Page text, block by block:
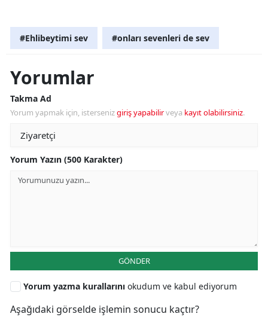
#Ehlibeytimi sev #onları sevenleri de sev
Yorumlar
Takma Ad
Yorum yapmak için, istersenizgiriş yapabilirveya kayıt olabilirsiniz.
Yorum Yazın (500 Karakter)
GÖNDER
Yorum yazma kurallarını okudum ve kabul ediyorum
Aşağıdaki görselde işlemin sonucu kaçtır?